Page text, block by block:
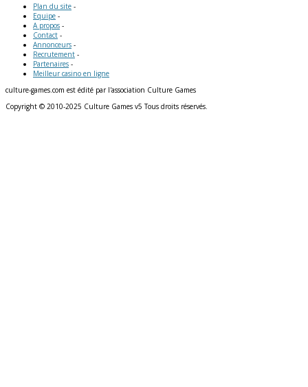
Plan du site -
Equipe -
A propos -
Contact -
Annonceurs -
Recrutement -
Partenaires -
Meilleur casino en ligne
culture-games.com est édité par l'association Culture Games
Copyright © 2010-2025 Culture Games v5 Tous droits réservés.